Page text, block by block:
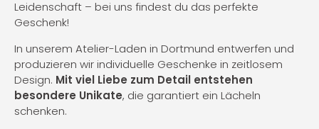
Leidenschaft – bei uns findest du das perfekte
Geschenk!
In unserem Atelier-Laden in Dortmund entwerfen und
produzieren wir individuelle Geschenke in zeitlosem
Design. Mit viel Liebe zum Detail entstehen
besondere Unikate, die garantiert ein Lächeln
schenken.